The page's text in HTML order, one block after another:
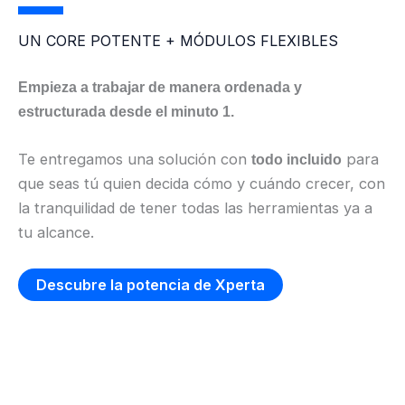
UN CORE POTENTE + MÓDULOS FLEXIBLES
Empieza a trabajar de manera ordenada y
estructurada desde el minuto 1.
Te entregamos una solución con todo incluido para
que seas tú quien decida cómo y cuándo crecer, con
la tranquilidad de tener todas las herramientas ya a
tu alcance.
Descubre la potencia de Xperta